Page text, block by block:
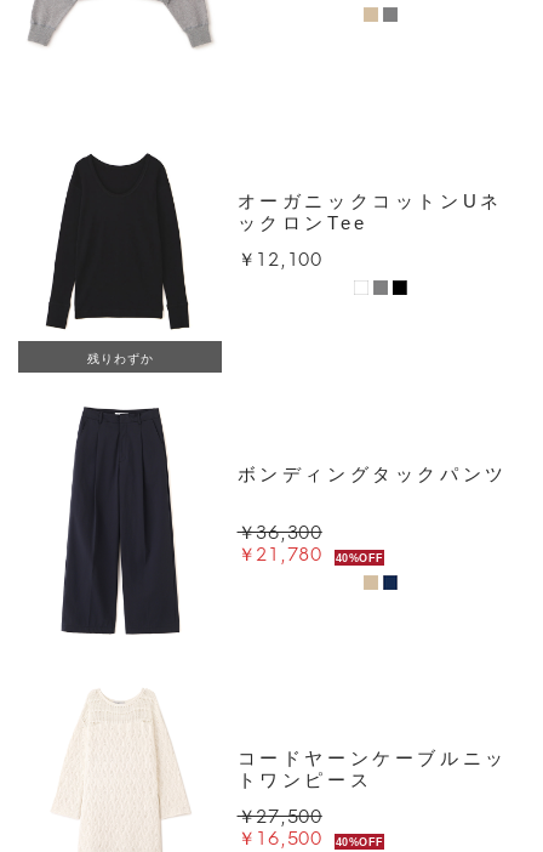
残りわずか
オーガニックコットンUネ
ックロンTee
￥12,100
ボンディングタックパンツ
￥36,300
￥21,780 40%OFF
コードヤーンケーブルニッ
トワンピース
￥27,500
￥16,500 40%OFF